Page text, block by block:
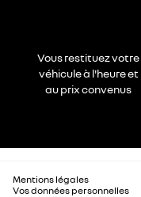
Vous restituez votre
véhicule à l'heure et
au prix convenus
Mentions légales
Vos données personnelles